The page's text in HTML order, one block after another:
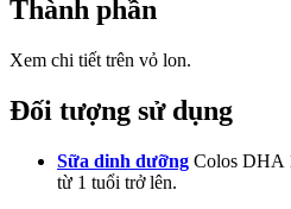
Thành phần
Xem chi tiết trên vỏ lon.
Đối tượng sử dụng
Sữa dinh dưỡng Colos DHA
từ 1 tuổi trở lên.